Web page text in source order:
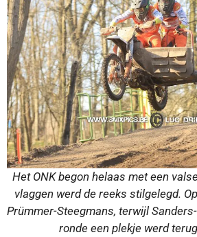
Het ONK begon helaas met een
vlaggen werd de reeks stilgelegd.
Prümmer-Steegmans, terwijl
ronde een plekje werd